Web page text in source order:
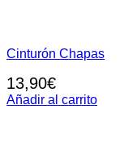
Cinturón Chapas
13,90€
Añadir al carrito